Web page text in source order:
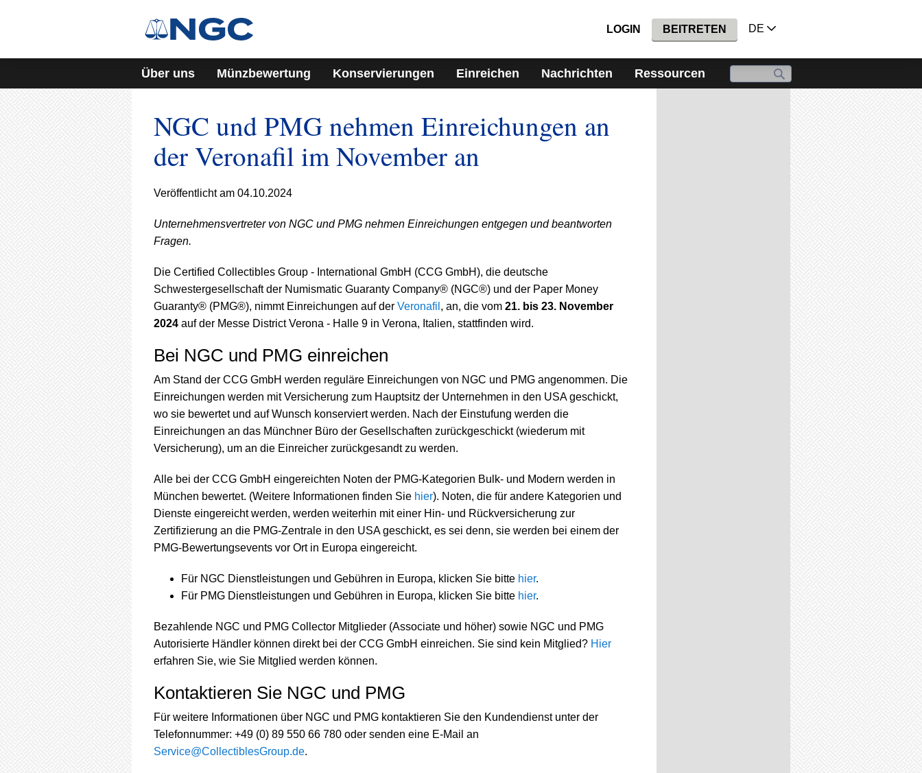
LOGIN BEITRETEN DE
Über uns Münzbewertung Konservierungen Einreichen Nachrichten Ressourcen
NGC und PMG nehmen Einreichungen an
der Veronafil im November an
Veröffentlicht am 04.10.2024
Unternehmensvertreter von NGC und PMG nehmen Einreichungen entgegen und beantworten
Fragen.
Die Certified Collectibles Group - International GmbH (CCG GmbH), die deutsche
Schwestergesellschaft der Numismatic Guaranty Company® (NGC®) und der Paper Money
Guaranty® (PMG®), nimmt Einreichungen auf der Veronafil , an, die vom 21. bis 23. November
2024 auf der Messe District Verona - Halle 9 in Verona, Italien, stattfinden wird.
Bei NGC und PMG einreichen
Am Stand der CCG GmbH werden reguläre Einreichungen von NGC und PMG angenommen. Die
Einreichungen werden mit Versicherung zum Hauptsitz der Unternehmen in den USA geschickt,
wo sie bewertet und auf Wunsch konserviert werden. Nach der Einstufung werden die
Einreichungen an das Münchner Büro der Gesellschaften zurückgeschickt (wiederum mit
Versicherung), um an die Einreicher zurückgesandt zu werden.
Alle bei der CCG GmbH eingereichten Noten der PMG-Kategorien Bulk- und Modern werden in
München bewertet. (Weitere Informationen finden Sie hier). Noten, die für andere Kategorien und
Dienste eingereicht werden, werden weiterhin mit einer Hin- und Rückversicherung zur
Zertifizierung an die PMG-Zentrale in den USA geschickt, es sei denn, sie werden bei einem der
PMG-Bewertungsevents vor Ort in Europa eingereicht.
Für NGC Dienstleistungen und Gebühren in Europa, klicken Sie bitte hier.
Für PMG Dienstleistungen und Gebühren in Europa, klicken Sie bitte hier.
Bezahlende NGC und PMG Collector Mitglieder (Associate und höher) sowie NGC und PMG
Autorisierte Händler können direkt bei der CCG GmbH einreichen. Sie sind kein Mitglied? Hier
erfahren Sie, wie Sie Mitglied werden können.
Kontaktieren Sie NGC und PMG
Für weitere Informationen über NGC und PMG kontaktieren Sie den Kundendienst unter der
Telefonnummer: +49 (0) 89 550 66 780 oder senden eine E-Mail an
Service@CollectiblesGroup.de.